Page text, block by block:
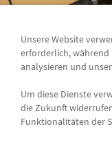
Unsere Website
erforderlich, während
analysieren und
Um diese Dienste
die Zukunft
Funktionalitäten der